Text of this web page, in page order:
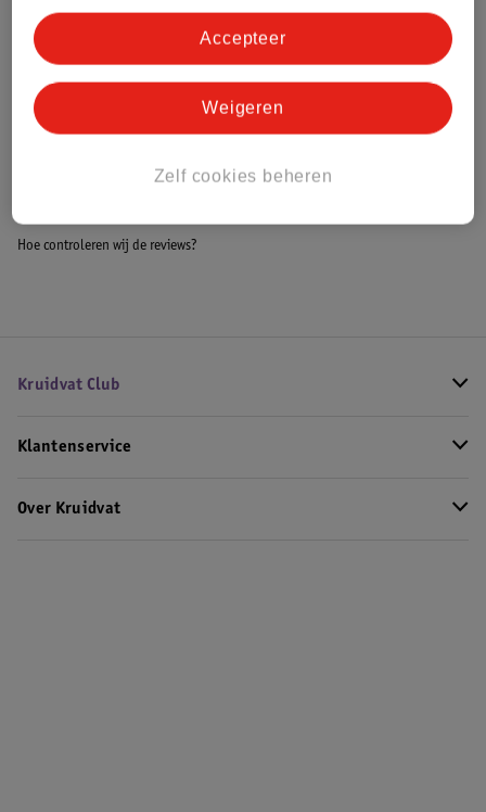
Bestel & Bezorginformatie
Hoe controleren wij de reviews?
Kruidvat Club
Klantenservice
Over Kruidvat
Zelf cookies beheren
Weigeren
Accepteer